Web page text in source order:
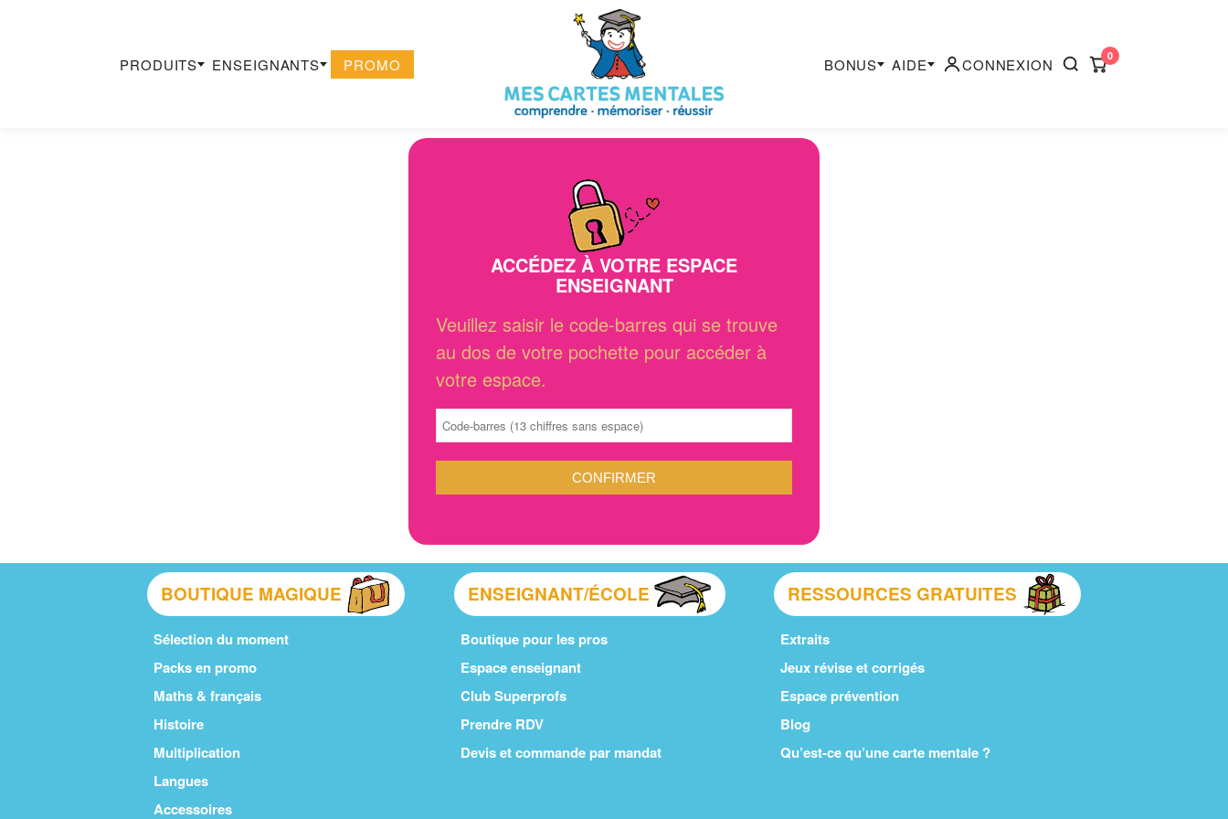
PRODUITS ENSEIGNANTS PROMO BONUS AIDE CONNEXION 0
ACCÉDEZ À VOTRE ESPACE
ENSEIGNANT
Veuillez saisir le code-barres qui se trouve
au dos de votre pochette pour accéder à
votre espace.
CONFIRMER
BOUTIQUE MAGIQUE
Sélection du moment
Packs en promo
Maths & français
Histoire
Multiplication
Langues
Accessoires
ENSEIGNANT/ÉCOLE
Boutique pour les pros
Espace enseignant
Club Superprofs
Prendre RDV
Devis et commande par mandat
RESSOURCES GRATUITES
Extraits
Jeux révise et corrigés
Espace prévention
Blog
Qu’est-ce qu’une carte mentale ?